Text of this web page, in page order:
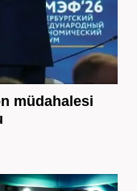
müdahalesi